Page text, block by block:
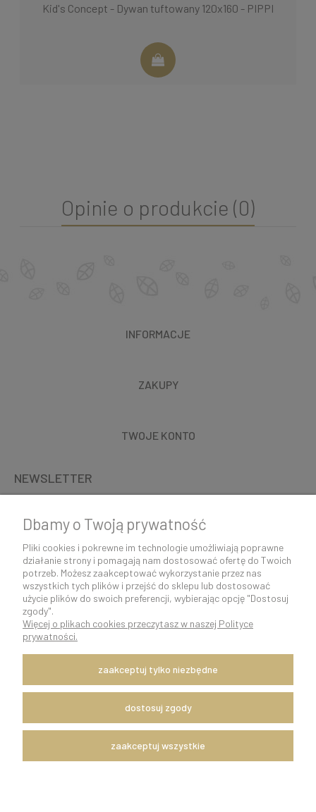
Kid's Concept - Dywan tuftowany 120x160 - PIPPI
Opinie o produkcie (0)
INFORMACJE
ZAKUPY
TWOJE KONTO
NEWSLETTER
K O N T A K T 5 0 0 5 0 6 9 2 9 | s k l e p @ c o c o s h k i . p l
pokaż pełną wersję strony
Szybka i sprawna wysyłka w ciągu 24h.
Witaj, nasz sklep internetowy wykorzystuje pliki cookies.
i statystycznych. W programie służącym do obsługi internetu można
zmienić ustawienia dotyczące cookies. Korzystanie z naszych serwisów
Dbamy o Twoją prywatność
Pliki cookies i pokrewne im technologie umożliwiają poprawne
działanie strony i pomagają nam dostosować ofertę do Twoich
potrzeb. Możesz zaakceptować wykorzystanie przez nas
wszystkich tych plików i przejść do sklepu lub dostosować
użycie plików do swoich preferencji, wybierając opcję "Dostosuj
zgody".
Więcej o plikach cookies przeczytasz w naszej Polityce
prywatności.
zaakceptuj tylko niezbędne
dostosuj zgody
zaakceptuj wszystkie